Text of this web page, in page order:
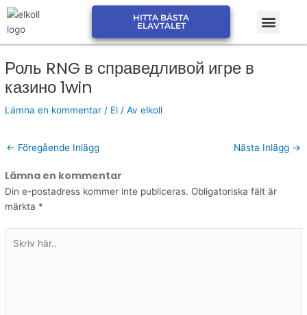
Hoppa
innehåll
HITTA BÄSTA
ELAVTALET
Meny
Роль RNG в справедливой игре в
казино 1win
Lämna en kommentar / El / Av elkoll
← Föregående Inlägg Nästa Inlägg →
Lämna en kommentar
Din e-postadress kommer inte publiceras. Obligatoriska fält är
märkta *
här..